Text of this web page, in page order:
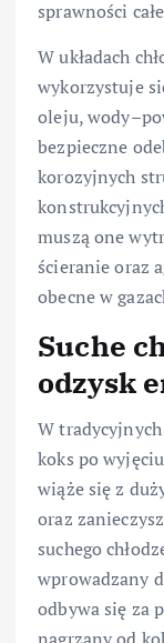
sprawności
W układach
wykorzystuje
oleju,
bezpieczne
korozyjnych
muszą one
ścieranie oraz
obecne w
Suche
odzysk
W
koks po
wiąże się z
oraz
suchego
wprowadzany
odbywa się za